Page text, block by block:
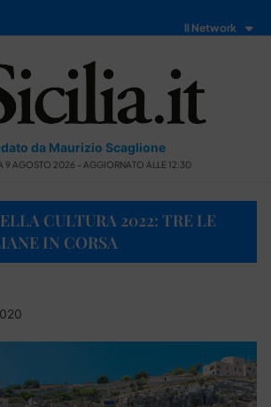
Il Network
da Maurizio Scaglione
9 AGOSTO 2026 - AGGIORNATO ALLE 12:30
CULTURA 2022: TRE LE
IN CORSA